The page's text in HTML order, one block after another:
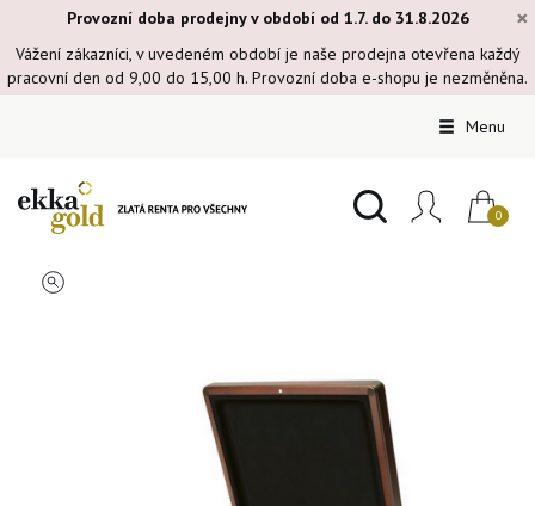
×
Provozní doba prodejny v období od 1.7. do 31.8.2026
Vážení zákazníci, v uvedeném období je naše prodejna otevřena každý
pracovní den od 9,00 do 15,00 h. Provozní doba e-shopu je nezměněna.
Menu